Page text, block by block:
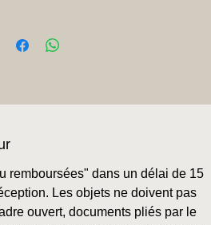
remboursées" dans un délai de 15
Les objets ne doivent pas
ouvert, documents pliés par le